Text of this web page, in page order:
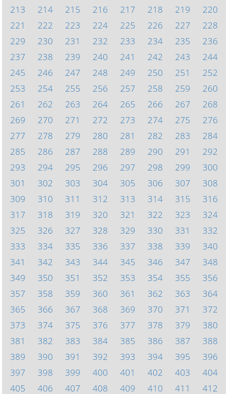
213
214 215 216 217 218 219
220
221
222 223 224 225 226 227
228
229
230 231 232 233 234 235
236
237
238 239 240 241 242 243
244
245
246 247 248 249 250 251
252
253
254 255 256 257 258 259
260
261
262 263 264 265 266 267
268
269
270 271 272 273 274 275
276
277
278 279 280 281 282 283
284
285
286 287 288 289 290 291
292
293
294 295 296 297 298 299
300
301
302 303 304 305 306 307
308
309
310 311 312 313 314 315
316
317
318 319 320 321 322 323
324
325
326 327 328 329 330 331
332
333
334 335 336 337 338 339
340
341
342 343 344 345 346 347
348
349
350 351 352 353 354 355
356
357
358 359 360 361 362 363
364
365
366 367 368 369 370 371
372
373
374 375 376 377 378 379
380
381
382 383 384 385 386 387
388
389
390 391 392 393 394 395
396
397
398 399 400 401 402 403
404
405
406 407 408 409 410 411 412